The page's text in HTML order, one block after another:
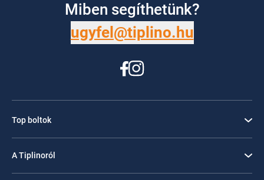
Miben segíthetünk?
ugyfel@tiplino.hu
Top boltok
A Tiplinoról